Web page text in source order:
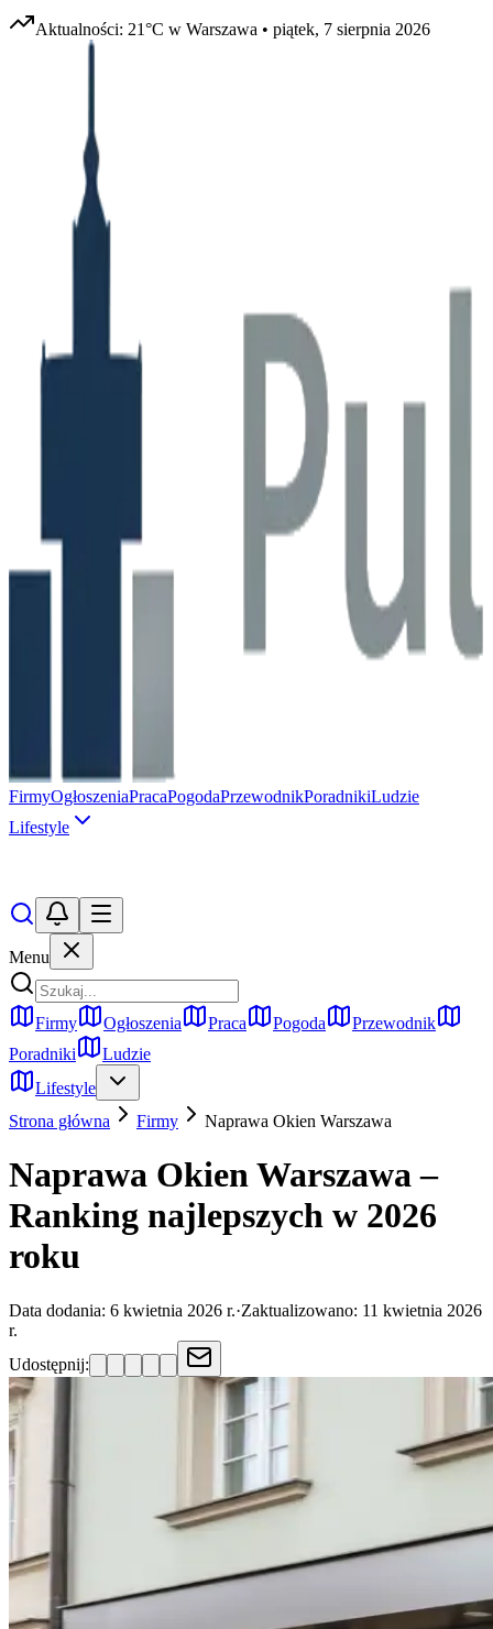
Aktualności: 21°C w Warszawa • piątek, 7 sierpnia 2026
FirmyOgłoszeniaPracaPogodaPrzewodnikPoradnikiLudzie
Lifestyle
Menu
Firmy Ogłoszenia Praca Pogoda
Przewodnik
Poradniki
Ludzie
Lifestyle
Strona główna
Firmy Naprawa Okien Warszawa
Naprawa Okien Warszawa –
Ranking najlepszych w 2026
roku
Data dodania: 6 kwietnia 2026 r.·Zaktualizowano: 11 kwietnia 2026
r.
Udostępnij: